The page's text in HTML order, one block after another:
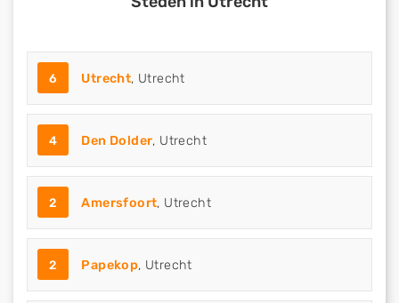
6 Utrecht, Utrecht
4 Den Dolder, Utrecht
2 Amersfoort, Utrecht
2 Papekop, Utrecht